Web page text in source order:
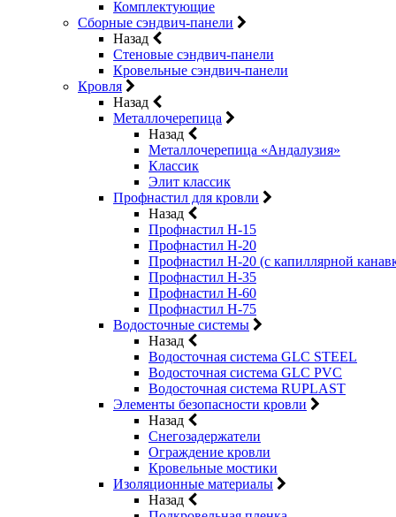
Комплектующие
Сборные сэндвич-панели
Назад
Стеновые сэндвич-панели
Кровельные сэндвич-панели
Кровля
Назад
Металлочерепица
Назад
Металлочерепица «Андалузия»
Классик
Элит классик
Профнастил для кровли
Назад
Профнастил Н-15
Профнастил Н-20
Профнастил Н-20 (с капиллярной
Профнастил Н-35
Профнастил Н-60
Профнастил Н-75
Водосточные системы
Назад
Водосточная система GLC STEEL
Водосточная система GLC PVC
Водосточная система RUPLAST
Элементы безопасности кровли
Назад
Снегозадержатели
Ограждение кровли
Кровельные мостики
Изоляционные материалы
Назад